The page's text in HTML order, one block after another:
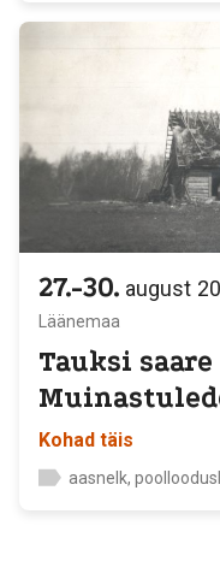
27.-30. august
Läänemaa
Tauksi
Kohad täis
aasnelk,